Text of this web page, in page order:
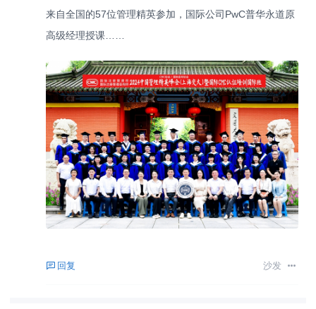
来自全国的57位管理精英参加，国际公司PwC普华永道原
高级经理授课……
回复 沙发